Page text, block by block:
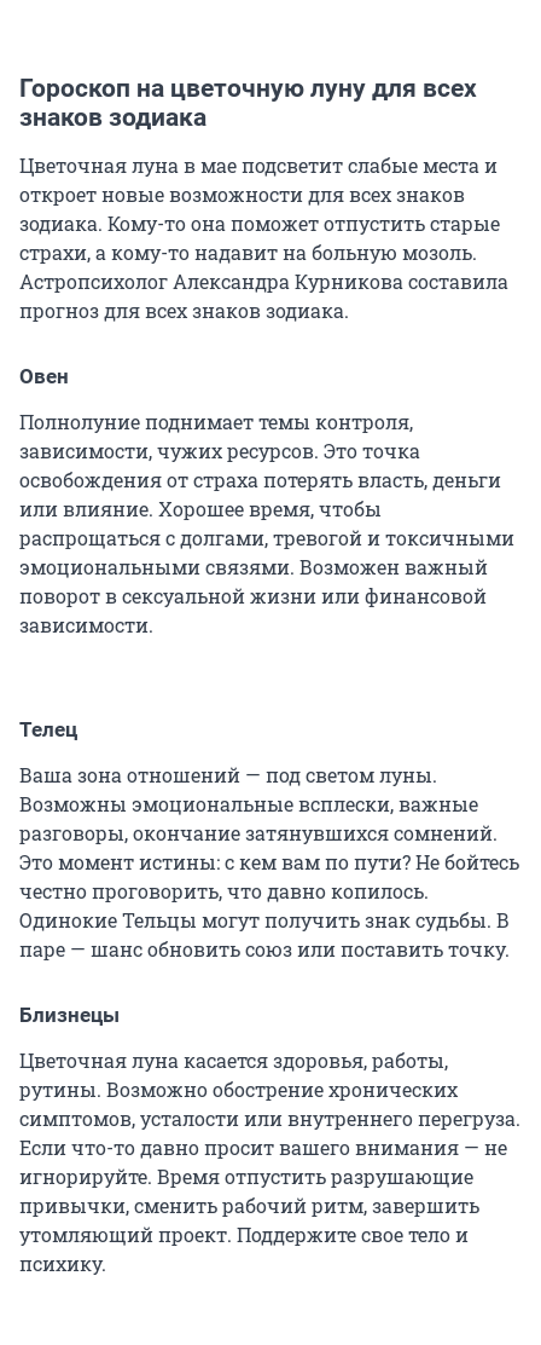
Гороскоп на цветочную луну для всех
знаков зодиака
Цветочная луна в мае подсветит слабые места и
откроет новые возможности для всех знаков
зодиака. Кому-то она поможет отпустить старые
страхи, а кому-то надавит на больную мозоль.
Астропсихолог Александра Курникова составила
прогноз для всех знаков зодиака.
Овен
Полнолуние поднимает темы контроля,
зависимости, чужих ресурсов. Это точка
освобождения от страха потерять власть, деньги
или влияние. Хорошее время, чтобы
распрощаться с долгами, тревогой и токсичными
эмоциональными связями. Возможен важный
поворот в сексуальной жизни или финансовой
зависимости.
Телец
Ваша зона отношений — под светом луны.
Возможны эмоциональные всплески, важные
разговоры, окончание затянувшихся сомнений.
Это момент истины: с кем вам по пути? Не бойтесь
честно проговорить, что давно копилось.
Одинокие Тельцы могут получить знак судьбы. В
паре — шанс обновить союз или поставить точку.
Близнецы
Цветочная луна касается здоровья, работы,
рутины. Возможно обострение хронических
симптомов, усталости или внутреннего перегруза.
Если что-то давно просит вашего внимания — не
игнорируйте. Время отпустить разрушающие
привычки, сменить рабочий ритм, завершить
утомляющий проект. Поддержите свое тело и
психику.